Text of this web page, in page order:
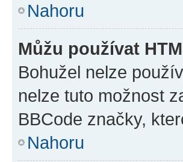
Nahoru
Můžu používat
Bohužel nelze
nelze tuto možnost
BBCode značky,
Nahoru